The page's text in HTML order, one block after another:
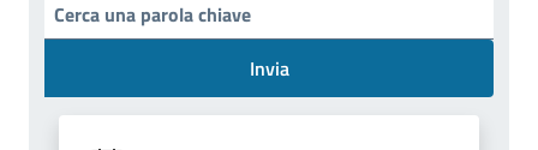
Invia